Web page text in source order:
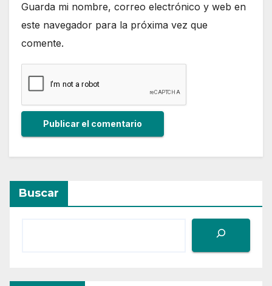
Guarda mi nombre, correo electrónico y web en
este navegador para la próxima vez que
comente.
Buscar